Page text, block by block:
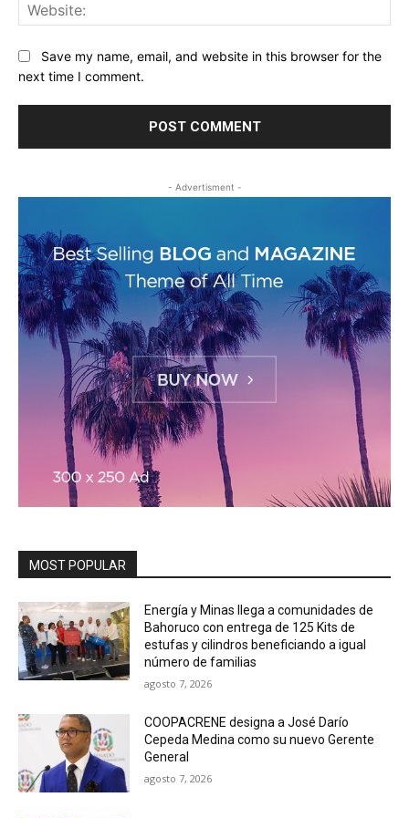
Save my name, email, and website in this browser for the
next time I comment.
- Advertisment -
MOST POPULAR
Energía y Minas llega a comunidades de
Bahoruco con entrega de 125 Kits de
estufas y cilindros beneficiando a igual
número de familias
agosto 7, 2026
COOPACRENE designa a José Darío
Cepeda Medina como su nuevo Gerente
General
agosto 7, 2026